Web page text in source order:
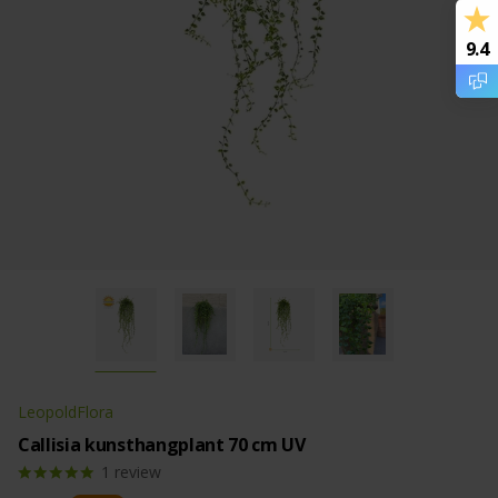
LeopoldFlora
Callisia kunsthangplant 70 cm UV
1 review
9.4